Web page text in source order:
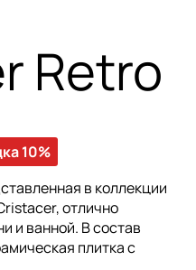
Retro
10%
в коллекции
отлично
и ванной. В состав
плитка с